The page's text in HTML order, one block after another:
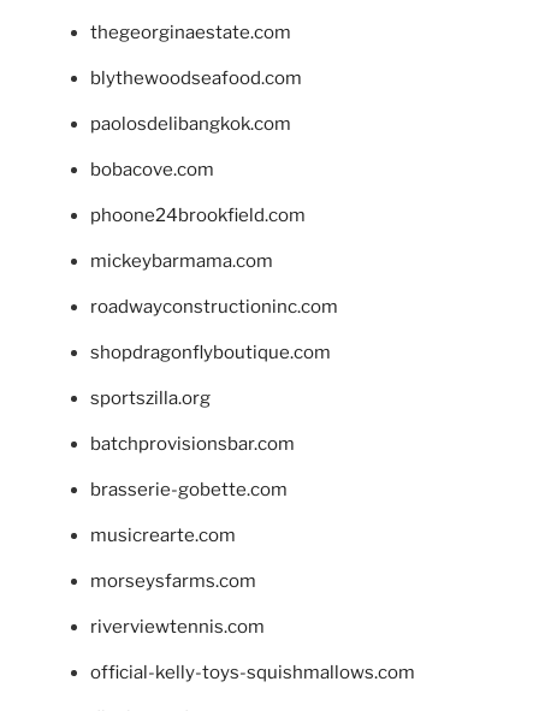
thegeorginaestate.com
blythewoodseafood.com
paolosdelibangkok.com
bobacove.com
phoone24brookfield.com
mickeybarmama.com
roadwayconstructioninc.com
shopdragonflyboutique.com
sportszilla.org
batchprovisionsbar.com
brasserie-gobette.com
musicrearte.com
morseysfarms.com
riverviewtennis.com
official-kelly-toys-squishmallows.com